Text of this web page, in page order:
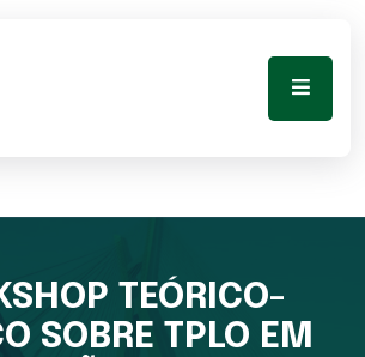
TEÓRICO-
SOBRE TPLO EM